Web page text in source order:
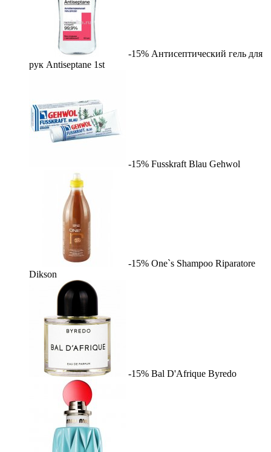
-15% Антисептический гель для
рук Antiseptane 1st
-15% Fusskraft Blau Gehwol
-15% One`s Shampoo Riparatore
Dikson
-15% Bal D'Afrique Byredo